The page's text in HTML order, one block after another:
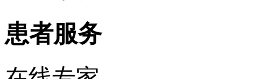
患者服务